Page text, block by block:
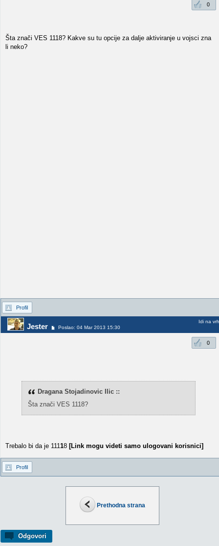
Prethodna strana
Odgovori
0
Šta znači VES 1118? Kakve su tu opcije za dalje aktiviranje u vojsci zna
li neko?
Profil
Jester Poslao: 04 Mar 2013 15:30
Idi na vrh
0
Dragana Stojadinovic Ilic ::
Šta znači VES 1118?
Trebalo bi da je 11118 [Link mogu videti samo ulogovani korisnici]
Profil